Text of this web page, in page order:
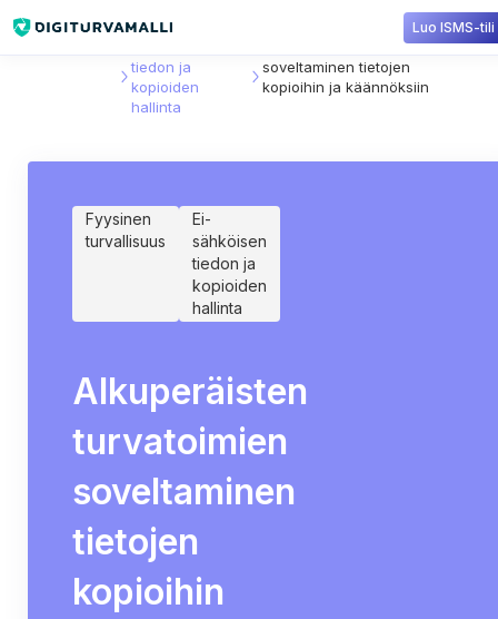
Luo ISMS-tili
tiedon ja
kopioiden
hallinta
Alkuperäisten turvatoimien
soveltaminen tietojen
kopioihin ja käännöksiin
Fyysinen
turvallisuus
Ei-
sähköisen
tiedon ja
kopioiden
hallinta
Alkuperäisten
turvatoimien
soveltaminen
tietojen
kopioihin